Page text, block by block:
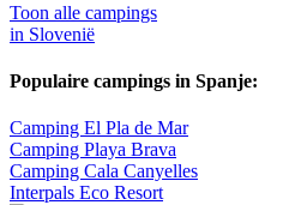
Toon alle campings
in Slovenië
Populaire campings in Spanje:
Camping El Pla de Mar
Camping Playa Brava
Camping Cala Canyelles
Interpals Eco Resort